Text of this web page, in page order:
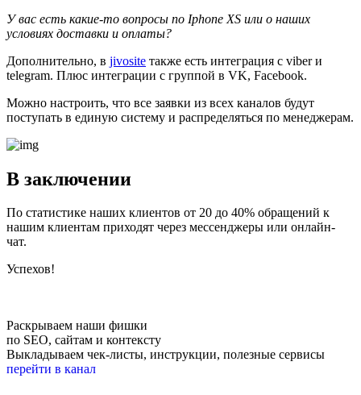
У вас есть какие-то вопросы по Iphone XS или о наших
условиях доставки и оплаты?
Дополнительно, в jivosite также есть интеграция с viber и
telegram. Плюс интеграции с группой в VK, Facebook.
Можно настроить, что все заявки из всех каналов будут
поступать в единую систему и распределяться по менеджерам.
В заключении
По статистике наших клиентов от 20 до 40% обращений к
нашим клиентам приходят через мессенджеры или онлайн-
чат.
Успехов!
Раскрываем наши фишки
по SEO, сайтам и контексту
Выкладываем чек-листы, инструкции, полезные сервисы
перейти в канал